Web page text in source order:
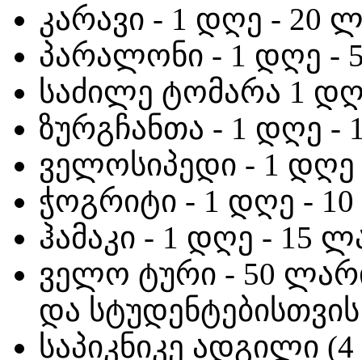
კარავი - 1 დღე - 20
პარალონი - 1 დღე -
საძილე ტომარა 1
ზურგჩანთა - 1 დღე
ველოსიპედი - 1
ჭოგრიტი - 1 დღე -
ჰამაკი - 1 დღე - 15
ველო ტური - 50
და
საპიკნიკე ადგილი (4